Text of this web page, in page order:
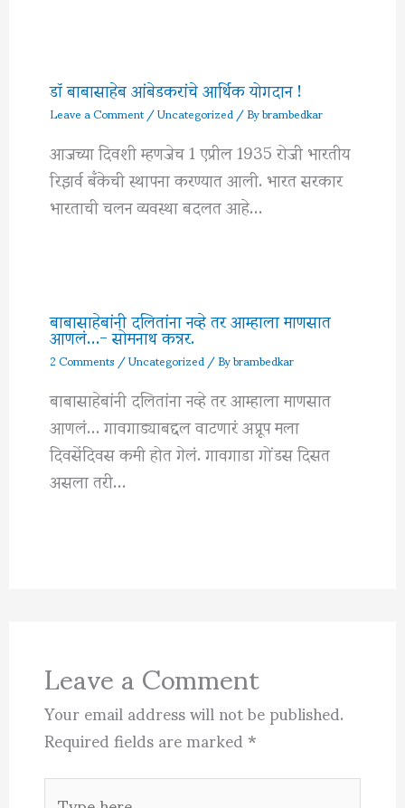
डॉ बाबासाहेब आंबेडकरांचे आर्थिक योगदान !
Leave a Comment/Uncategorized/ Bybrambedkar
आजच्या दिवशी म्हणजेच 1 एप्रील 1935 रोजी भारतीय
रिझर्व बँकेची स्थापना करण्यात आली. भारत सरकार
भारताची चलन व्यवस्था बदलत आहे…
बाबासाहेबांनी दलितांना नव्हे तर आम्हाला माणसात
आणलं…- सोमनाथ कन्नर.
2 Comments/Uncategorized/ Bybrambedkar
बाबासाहेबांनी दलितांना नव्हे तर आम्हाला माणसात
आणलं… गावगाड्याबद्दल वाटणारं अप्रूप मला
दिवसेंदिवस कमी होत गेलं. गावगाडा गोंडस दिसत
असला तरी…
Leave a Comment
Your email address will not be published.
Required fields are marked*
Type